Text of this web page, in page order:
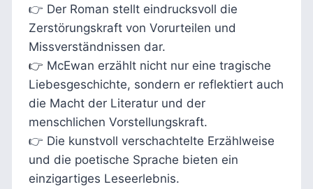
👉 Der Roman stellt eindrucksvoll die
Zerstörungskraft von Vorurteilen und
Missverständnissen dar.
👉 McEwan erzählt nicht nur eine tragische
Liebesgeschichte, sondern er reflektiert auch
die Macht der Literatur und der
menschlichen Vorstellungskraft.
👉 Die kunstvoll verschachtelte Erzählweise
und die poetische Sprache bieten ein
einzigartiges Leseerlebnis.